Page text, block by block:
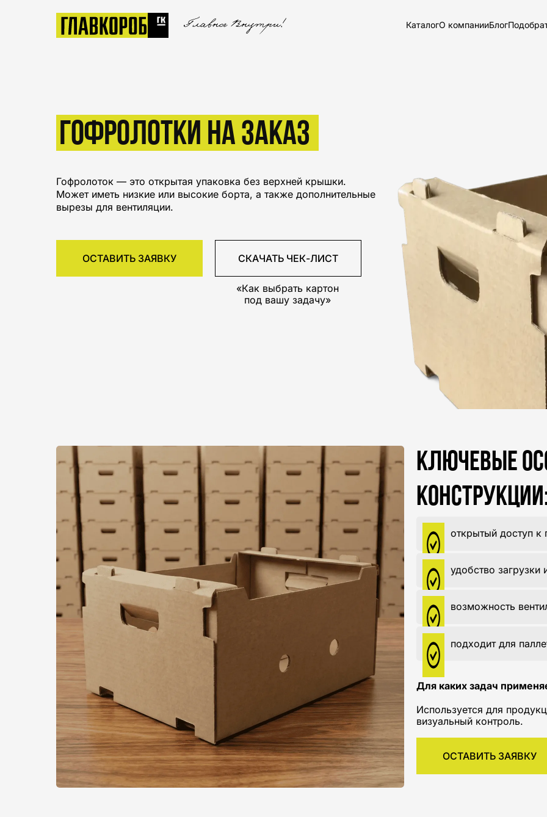
КаталогО компанииБлог
«Как выбрать картон
под вашу задачу»
Гофролоток — это открытая упаковка без верхней крышки.
Может иметь низкие или высокие борта, а также дополнительные
вырезы для вентиляции.
ГОФРОЛОТКИ НА ЗАКАЗ
ОСТАВИТЬ ЗАЯВКУ СКАЧАТЬ ЧЕК-ЛИСТ
КЛЮЧЕВЫЕ
Используется для
визуальный контроль.
открытый доступ к
удобство загрузки
возможность
подходит для
Для каких задач
ОСТАВИТЬ ЗАЯВКУ